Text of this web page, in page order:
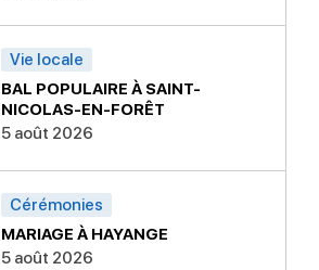
Vie locale
BAL POPULAIRE À SAINT-
NICOLAS-EN-FORÊT
5 août 2026
Cérémonies
MARIAGE À HAYANGE
5 août 2026